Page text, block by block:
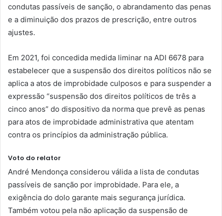
condutas passíveis de sanção, o abrandamento das penas
e a diminuição dos prazos de prescrição, entre outros
ajustes.
Em 2021, foi concedida medida liminar na ADI 6678 para
estabelecer que a suspensão dos direitos políticos não se
aplica a atos de improbidade culposos e para suspender a
expressão “suspensão dos direitos políticos de três a
cinco anos” do dispositivo da norma que prevê as penas
para atos de improbidade administrativa que atentam
contra os princípios da administração pública.
Voto do relator
André Mendonça considerou válida a lista de condutas
passíveis de sanção por improbidade. Para ele, a
exigência do dolo garante mais segurança jurídica.
Também votou pela não aplicação da suspensão de